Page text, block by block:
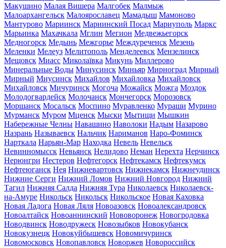
Макушино Малая Вишера Малгобек Малмыж
Малоархангельск Малоярославец Мамадыш Мамоново
Мантурово Мариинск Мариинский Посад Мариуполь Маркс
Марьинка Махачкала Мглин Мегион Медвежьегорск
Медногорск Медынь Межгорье Междуреченск Мезень
Меленки Мелеуз Мелитополь Менделеевск Мензелинск
Мещовск Миасс Миколаївка Микунь Миллерово
Минеральные Воды Минусинск Миньяр Мирноград Мирный
Мирный Миусинск Михайлов Михайловка Михайловск
Михайловск Мичуринск Могоча Можайск Можга Моздок
Молодогвардейск Молочанск Мончегорск Морозовск
Моршанск Мосальск Моспино Муравленко Мураши Мурино
Мурманск Муром Мценск Мыски Мытищи Мышкин
Набережные Челны Навашино Наволоки Надым Назарово
Назрань Называевск Нальчик Нариманов Наро-Фоминск
Нарткала Нарьян-Мар Находка Невель Невельск
Невинномысск Невьянск Нелидово Неман Нерехта Нерчинск
Нерюнгри Нестеров Нефтегорск Нефтекамск Нефтекумск
Нефтеюганск Нея Нижневартовск Нижнекамск Нижнеудинск
Нижние Серги Нижний Ломов Нижний Новгород Нижний
Тагил Нижняя Салда Нижняя Тура Николаевск Николаевск-
на-Амуре Никольск Никольск Никольское Новая Каховка
Новая Ладога Новая Ляля Новоазовск Новоалександровск
Новоалтайск Новоаннинский Нововоронеж Новогродовка
Новодвинск Новодружеск Новозыбков Новокубанск
Новокузнецк Новокуйбышевск Новомичуринск
Новомосковск Новопавловск Новоржев Новороссийск